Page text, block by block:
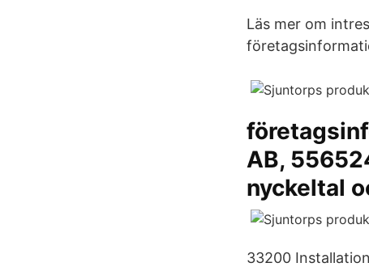
Läs mer om
AB,
nyckeltal
33200